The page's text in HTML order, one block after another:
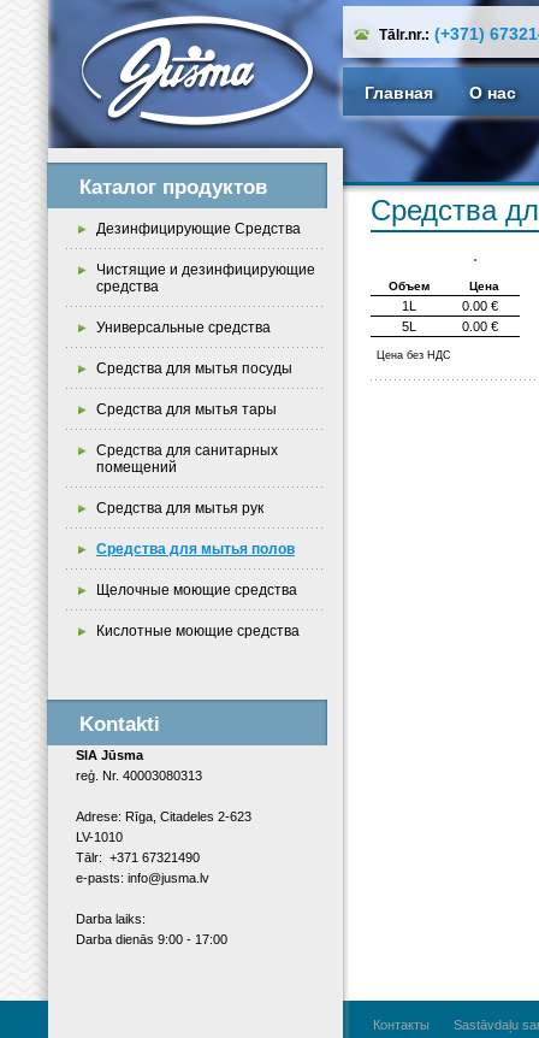
Tālr.nr.: (+371)
Главная О нас
Каталог продуктов
Дезинфицирующие Средства
Чистящие и дезинфицирующие
средства
Универсальные средства
Средства для мытья посуды
Средства для мытья тары
Средства для санитарных
помещений
Средства для мытья рук
Средства для мытья полов
Щелочные моющие средства
Кислотные моющие средства
Kontakti
SIA Jūsma
reģ. Nr. 40003080313
Adrese: Rīga, Citadeles 2-623
LV-1010
Tālr: +371 67321490
e-pasts: info@jusma.lv
Darba laiks:
Darba dienās 9:00 - 17:00
Средства
Объем Цена
1L
0.00 €
5L
0.00 €
Цена без НДС
Контакты Sastāvdaļu